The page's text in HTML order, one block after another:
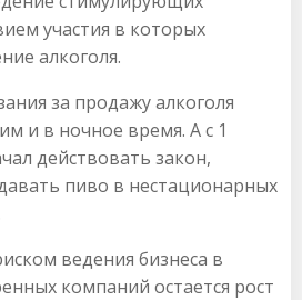
участия в которых
алкоголя.
за продажу алкоголя
и в ночное время. А с 1
действовать закон,
пиво в нестационарных
ведения бизнеса в
компаний остается рост